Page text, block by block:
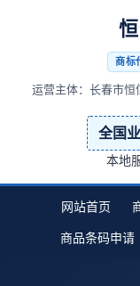
商标
运营主体：长春市恒
全国
本地
网站首页
商品条码申请